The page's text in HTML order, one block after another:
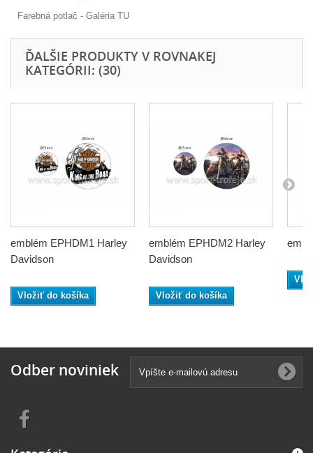
Farebná potlač - Galéria TU
ĎALŠIE PRODUKTY V ROVNAKEJ
KATEGÓRII: (30)
emblém EPHDM1 Harley
Davidson
Vložiť do košíka
emblém EPHDM2 Harley
Davidson
Vložiť do košíka
Odber noviniek